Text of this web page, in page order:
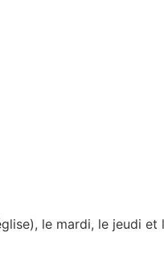
le mardi, le jeudi